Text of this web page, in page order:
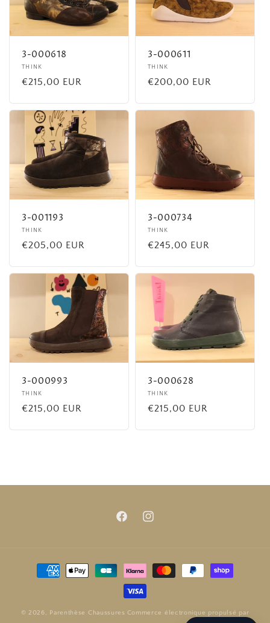
3-000618
Fournisseur :
THINK
Prix
€215,00 EUR
3-000611
Fournisseur :
THINK
Prix
€200,00 EUR
3-001193
Fournisseur :
THINK
Prix
€205,00 EUR
3-000734
Fournisseur :
THINK
Prix
€245,00 EUR
3-000993
Fournisseur :
THINK
Prix
€215,00 EUR
3-000628
Fournisseur :
THINK
Prix
€215,00 EUR
FacebookInstagram
Moyens
© 2026, Parenthèse Chaussures Commerce électronique propulsé par